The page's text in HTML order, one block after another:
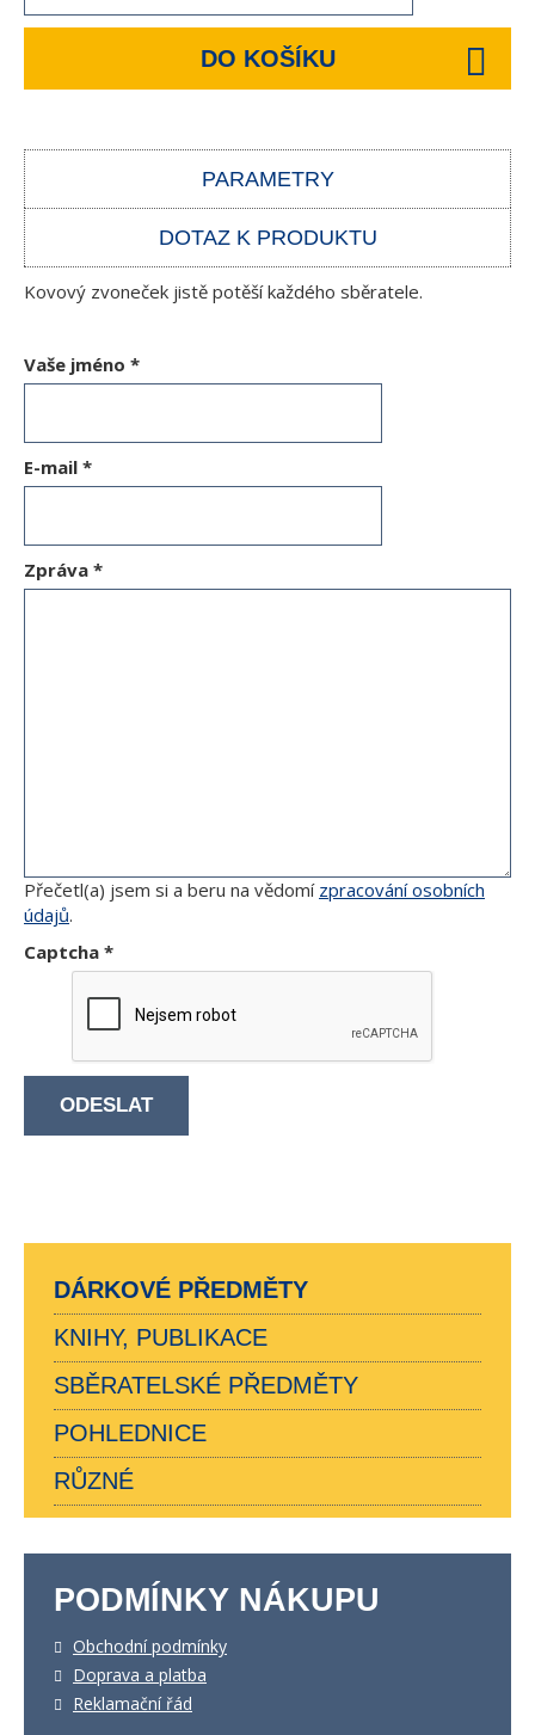
DO KOŠÍKU
PARAMETRY
DOTAZ K PRODUKTU
Kovový zvoneček jistě potěší každého sběratele.
Vaše jméno *
E-mail *
Zpráva *
Přečetl(a) jsem si a beru na vědomí zpracování osobních
údajů.
Captcha *
ODESLAT
DÁRKOVÉ PŘEDMĚTY
KNIHY, PUBLIKACE
SBĚRATELSKÉ PŘEDMĚTY
POHLEDNICE
RŮZNÉ
PODMÍNKY NÁKUPU
Obchodní podmínky
Doprava a platba
Reklamační řád